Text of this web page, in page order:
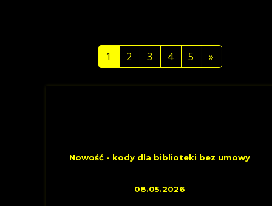
1 2 3 4 5 »
Nowość - kody dla biblioteki bez umowy
08.05.2026